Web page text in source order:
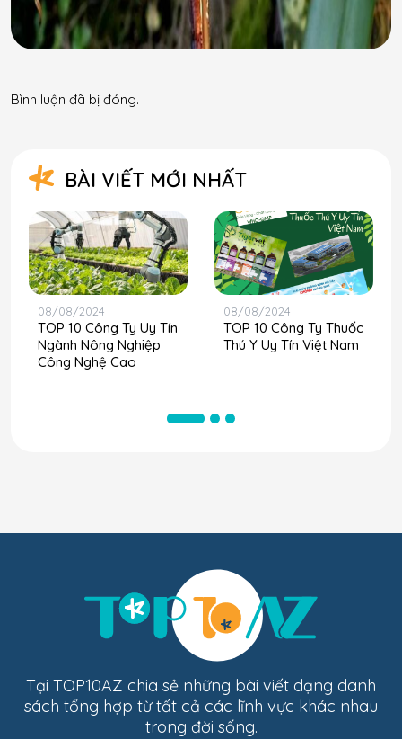
Bình luận đã bị đóng.
BÀI VIẾT MỚI NHẤT
08/08/2024
TOP 10 Công Ty Uy Tín
Ngành Nông Nghiệp
Công Nghệ Cao
08/08/2024
TOP 10 Công Ty Thuốc
Thú Y Uy Tín Việt Nam
Tại TOP10AZ chia sẻ những bài viết dạng danh
sách tổng hợp từ tất cả các lĩnh vực khác nhau
trong đời sống.